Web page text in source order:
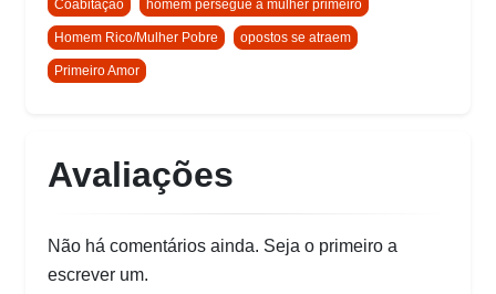
Coabitação homem persegue a mulher primeiro
Homem Rico/Mulher Pobre opostos se atraem
Primeiro Amor
Avaliações
Não há comentários ainda. Seja o primeiro a
escrever um.